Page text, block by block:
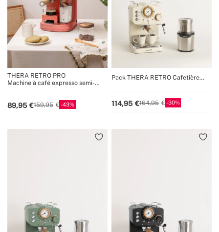
THERA RETRO PRO
Machine à café expresso semi-
89,95 159,95 43
Pack THERA RETRO Cafetière
114,95 164,95 30